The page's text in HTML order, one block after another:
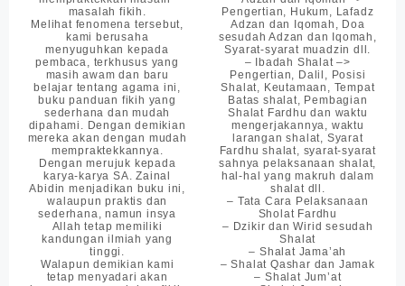
masalah fikih.
Melihat fenomena tersebut,
kami berusaha
menyuguhkan kepada
pembaca, terkhusus yang
masih awam dan baru
belajar tentang agama ini,
buku panduan fikih yang
sederhana dan mudah
dipahami. Dengan demikian
mereka akan dengan mudah
mempraktekkannya.
Dengan merujuk kepada
karya-karya SA. Zainal
Abidin menjadikan buku ini,
walaupun praktis dan
sederhana, namun insya
Allah tetap memiliki
kandungan ilmiah yang
tinggi.
Walapun demikian kami
tetap menyadari akan
Pengertian, Hukum, Lafadz
Adzan dan Iqomah, Doa
sesudah Adzan dan Iqomah,
Syarat-syarat muadzin dll.
– Ibadah Shalat –>
Pengertian, Dalil, Posisi
Shalat, Keutamaan, Tempat
Batas shalat, Pembagian
Shalat Fardhu dan waktu
mengerjakannya, waktu
larangan shalat, Syarat
Fardhu shalat, syarat-syarat
sahnya pelaksanaan shalat,
hal-hal yang makruh dalam
shalat dll.
– Tata Cara Pelaksanaan
Sholat Fardhu
– Dzikir dan Wirid sesudah
Shalat
– Shalat Jama’ah
– Shalat Qashar dan Jamak
– Shalat Jum’at